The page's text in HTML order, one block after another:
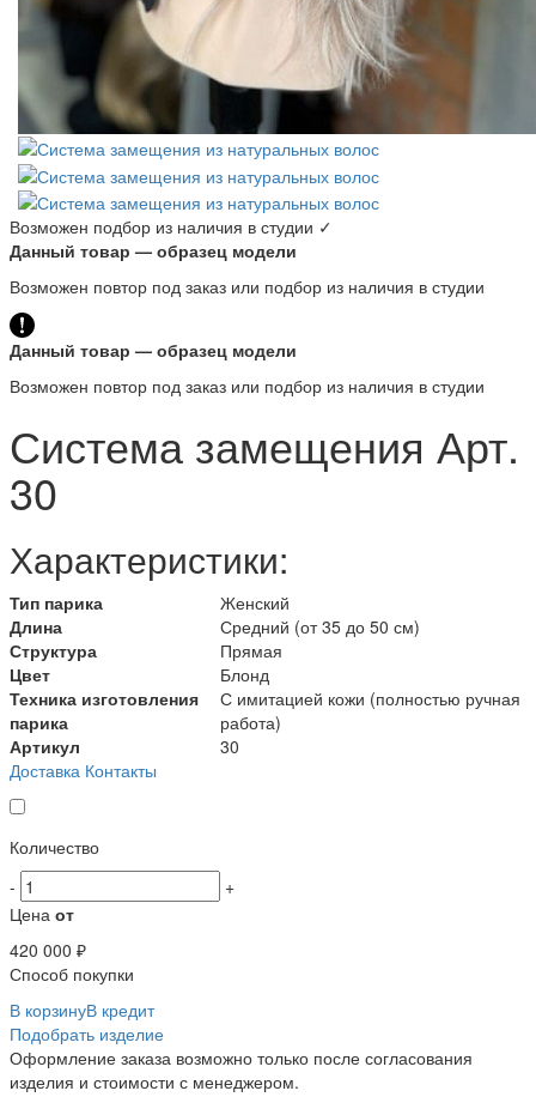
Возможен подбор из наличия в студии ✓
Данный товар — образец модели
Возможен повтор под заказ или подбор из наличия в студии
Данный товар — образец модели
Возможен повтор под заказ или подбор из наличия в студии
Система замещения Арт.
30
Характеристики:
Тип парика
Женский
Длина
Средний (от 35 до 50 см)
Структура
Прямая
Цвет
Блонд
Техника изготовления
парика
С имитацией кожи (полностью ручная
работа)
Артикул
30
Доставка Контакты
Количество
-
+
Цена от
420 000 ₽
Способ покупки
В корзинуВ кредит
Подобрать изделие
Оформление заказа возможно только после согласования
изделия и стоимости с менеджером.